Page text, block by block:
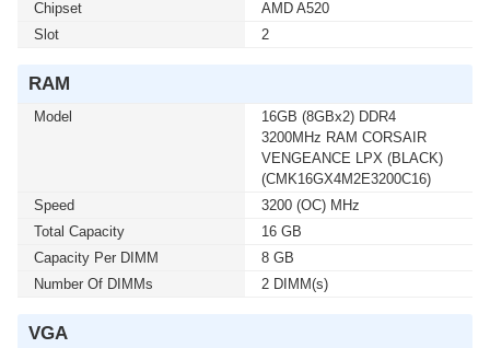
เมื่อซื้อพร้อมคอมเซ็ต ลดทันที 740 บาท จากปกติ 6,990
เมื่อซื้อพร้อมคอมเซ็ต ลดทันที 160 บาท จากปกติ 1,690
บาท เหลือเพียง 1,530 บาท UPS SYNDOME (ATOM-850-
LED) 850VA/360WATT (1 เซ็ต ต่อ 1 อัน) สนใจโปรโมชั่น
บาท เหลือเพียง 2,160 บาท UPS SYNDOME (ATOM-
Chipset
AMD A520
Slot
2
RAM
Model
16GB (8GBx2) DDR4
3200MHz RAM CORSAIR
VENGEANCE LPX (BLACK)
(CMK16GX4M2E3200C16)
Speed
3200 (OC) MHz
Total Capacity
16 GB
Capacity Per DIMM
8 GB
Number Of DIMMs
2 DIMM(s)
VGA